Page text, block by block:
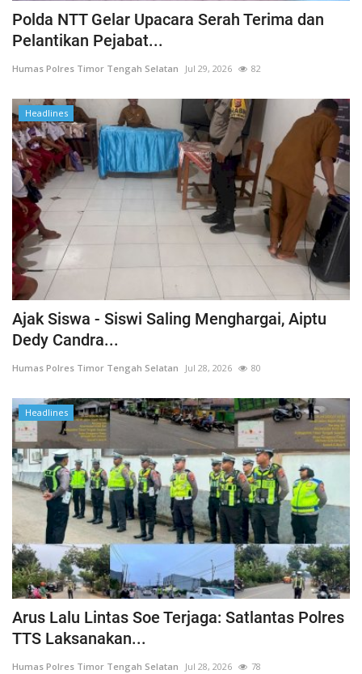
Polda NTT Gelar Upacara Serah Terima dan
Pelantikan Pejabat...
Humas Polres Timor Tengah Selatan Jul 29, 2026 82
Headlines
Ajak Siswa - Siswi Saling Menghargai, Aiptu
Dedy Candra...
Humas Polres Timor Tengah Selatan Jul 28, 2026 80
Headlines
Arus Lalu Lintas Soe Terjaga: Satlantas Polres
TTS Laksanakan...
Humas Polres Timor Tengah Selatan Jul 28, 2026 78